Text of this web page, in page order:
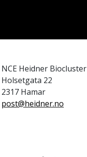
NCE Heidner Biocluster
Holsetgata 22
2317 Hamar
post@heidner.no